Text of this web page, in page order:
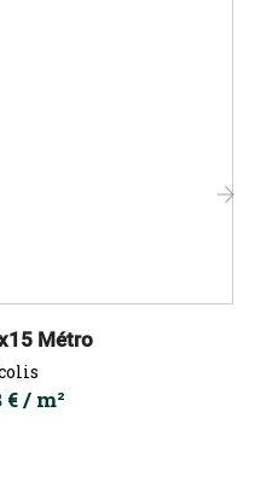
Métro
/ m²